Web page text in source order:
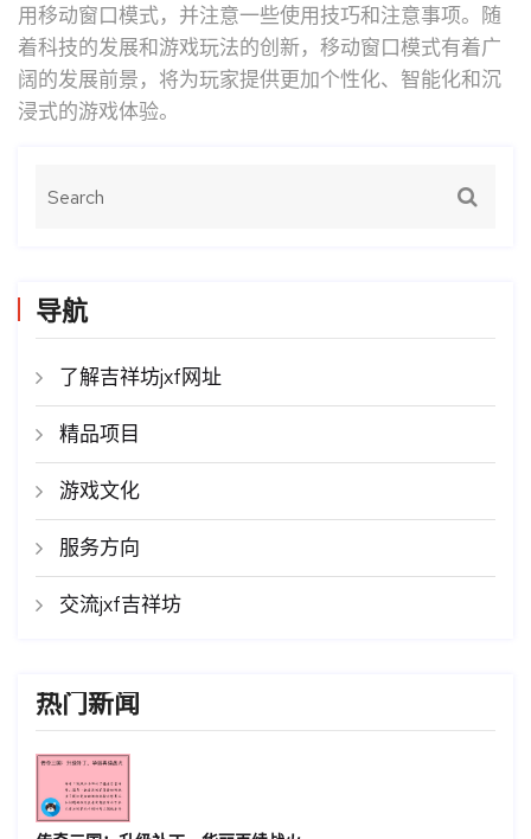
用移动窗口模式，并注意一些使用技巧和注意事项。随
着科技的发展和游戏玩法的创新，移动窗口模式有着广
阔的发展前景，将为玩家提供更加个性化、智能化和沉
浸式的游戏体验。
导航
了解吉祥坊jxf网址
精品项目
游戏文化
服务方向
交流jxf吉祥坊
热门新闻